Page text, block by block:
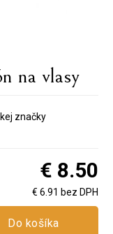
na vlasy
značky
€ 8.50
€ 6.91 bez DPH
Do košíka